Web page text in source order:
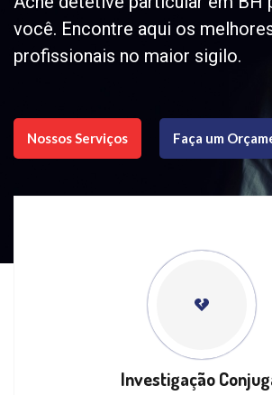
você. Encontre aqui os
profissionais no maior sigilo.
Nossos Serviços Faça um
Investigação